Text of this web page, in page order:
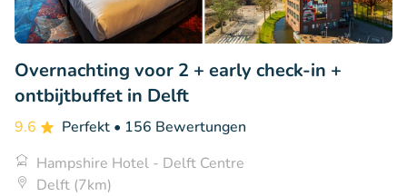
Overnachting voor 2 + early check-in +
ontbijtbuffet in Delft
9.6 Perfekt • 156 Bewertungen
Hampshire Hotel - Delft Centre
Delft (7km)